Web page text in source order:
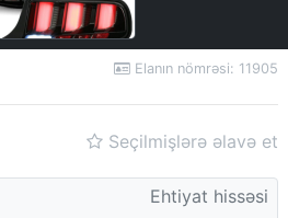
Elanın nömrəsi: 11905
Seçilmişlərə əlavə et
Ehtiyat hissəsi